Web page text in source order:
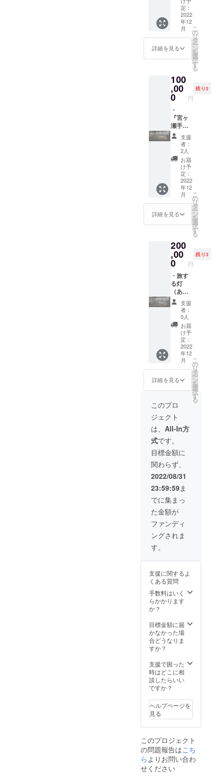
多喜雄
＆タキ
オバン
ドのメ
ンバー
として
た活動
をおこ
なう埼
玉県に
ゆかり
のある
個人又
は団体
に贈ら
れる
「平成
２９年
度埼玉
グロー
バル
賞」を
受賞。
「平成
奨励
賞」を
受賞。
現在は
ソロ奏
者とし
て演奏
会、学
校公
演、講
演会な
どで活
動中。
洗足学
園音楽
大学非
常勤講
師。加
使。北
光大
使。こ
うのす
観光大
使。埼
玉親善
大使。
ト』を
立上げ
「人と
自然を
つなげ
る登山
家」と
して多
方々に
応援し
ていた
だきな
がら七
大陸最
高峰に
挑戦し
てい
る。こ
れまで
にアフ
リカ、
ヨー
ロッ
パ、
オース
トラリ
ア、南
米と4つ
の最高
峰に登
頂。山
登りを
通して
得た学
びや知
恵を報
告会や
講演活
動を通
して伝
えてい
る。 現
在は、
好きな
ことを
仕事に
して生
きてい
く夢想
家とし
て、山
登りだ
けでは
なく出
版を通
して、
好きな
ことを
仕事に
するお
手伝い
をして
いる。
また、
子供の
教育に
おり、
持った
子供を
増やす
ため、
講演活
育プロ
グラム
の開発
も行っ
る。
り、散
策・
ジョギ
ング・
などの
スポー
しめる
環境で
す。
宮ヶ瀬
デイ
キャン
プギア
のレン
タルも
してお
り、ご
要望が
あれば
サービ
スのご
ます。
との交
流を通
して、
宮ヶ瀬
エリア
清川村
のご案
す。
『宮ヶ
瀬手し
家』か
ら徒歩1
分の立
地に
宮ヶ瀬
湖があ
り、散
策・
ジョギ
ング・
サイク
リング
スポー
ツも楽
す。
宮ヶ瀬
湖では
デイ
キャン
プギア
のレン
タルも
してお
り、ご
要望が
あれば
サービ
スのご
紹介も
いたし
ラキ工
芸制作
の “旅す
る手し
ごと”シ
リーズ
第1弾で
職人が
和紙に
施す絵
「旅」
をイ
メージ
したマ
スコッ
トキャ
ラが描
かれて
いま
す。小
さく折
り畳ん
の箱に
収納
ブルラ
イトと
して持
ことが
できま
す。素
材に和
紙を
使って
いるの
で、野
外キャ
ンプに
は適し
ません
先の室
内の
脇や机
て、提
灯なら
優しい
灯りを
体感で
きま
す。す
べてが
手づく
りなの
で、大
切に
使って
いただ
きたい
旅する
灯 ・デ
ザイ
ン：3種
類
（「旅
「旅す
る青い
鳥」
猫」）
・素
材：八
女手漉
紙、ブ
丸小
（土
台） ・
仕組
み：電
装（単
四電池2
の個室
で、専
用のデ
スク＆
チェア
もあ
最適な
環境で
す。共
有ス
ペース
のコリ
ビング
でのテ
レワー
クも可
能なの
と、イ
ベント
や貸し
出し予
約が
入って
いない
ワーキ
ングス
ペース
も利用
できま
す。住
み込み
管理人
との交
流を通
して、
宮ヶ瀬
エリア
を含む
清川村
のご案
内もい
たしま
瀬手し
家』か
ら徒歩1
分の立
地に
宮ヶ瀬
湖があ
り、散
策・
ング・
サイク
リング
などの
スポー
ツも楽
しめる
宮ヶ瀬
湖では
デイ
キャン
プギア
のレン
り、ご
要望が
あれば
紹介も
いたし
ます。
サイト
上の支
援者一
覧に
ニック
ネーム
（ホー
ムペー
ジ内に
恒久的
に掲載
しま
す）
掲載方
法（文
字の
み） ※
支援
時、必
ず備考
欄に掲
載を希
望され
るお名
い。 お
箸やカ
トラ
リーと
旅先の
地酒を
楽しめ
るお猪
（コッ
プ）が1
つの
セット
になっ
て持ち
運ぶこ
とがで
きま
地域で
おいし
い料理
を食べ
たら運
動がて
ら散歩
や街歩
きをし
て、道
端の野
に咲く
花を手
に取っ
て持ち
帰れ
ば、一
輪挿し
能も付
ます。
木工製
品で一
つ一つ
の手づ
くりだ
からこ
みも魅
力。滞
在先の
個室に
置いて
眺めれ
ば、途
端に自
の彩り
を帯び
た癒し
の空間
になり
運営会
社（株
式会社
さとく
らし）
の公式
サイト
上の支
覧に
ニック
ネーム
を記載
掲載
期間
（ホー
ムペー
ジ内に
恒久的
に掲載
しま
す）
掲載方
法（文
字の
み） ※
支援
時、必
ず備考
載を希
望され
るお名
前をご
記入く
ださ
い。 可
愛らし
いこじ
んまり
とした
個室で
すが、
専用の
デスク
＆チェ
アもあ
り、テ
レワー
クにも
最適な
環境で
す。共
有ス
ペース
のコリ
ビング
でのテ
レワー
クも可
能なの
と、イ
ベント
や貸し
出し予
約が
入って
いない
のコ
ングス
ペース
も利用
できま
す。住
管理人
との交
流を通
して、
エリア
を含む
清川村
のご案
たしま
す。
『宮ヶ
瀬手し
家』か
ら徒歩1
分の立
地に
宮ヶ瀬
定：
2022
年12
月
詳細を見る
こ
の
リ
タ
ー
ン
を
選
択
す
る
100
,00
0 円
残り3
・
『宮ヶ
瀬手し
ごとの
家」1か
月宿泊
券（1名
様） ・
運営会
社（株
式会社
さとく
らし）
の公式
サイト
上の支
覧に
ニック
ネーム
を記載
掲載
期間
（ホー
ムペー
ジ内に
恒久的
に掲載
しま
す）
掲載方
法（文
字の
み） ※
支援
時、必
ず備考
欄に掲
載を希
望され
るお名
前をご
記入く
ださ
い。 可
愛らし
いこじ
んまり
とした
個室で
すが、
専用の
デスク
＆チェ
アもあ
クにも
環境で
す。共
有ス
ペース
のコリ
でのテ
レワー
クも可
能なの
ベント
や貸し
出し予
約が
いない
日程で
の離れ
のコ
ングス
ペース
も利用
できま
す。住
支援
者：
2人
お届
け予
定：
2022
年12
月
詳細を見る
こ
の
リ
タ
ー
ン
を
選
択
す
る
200
,00
0 円
残り3
・旅す
る灯
（あか
り）：
愛らし
い旅マ
スコッ
トキャ
ラが和
紙に描
かれた
ポータ
ブルラ
イト ・
旅する
食＆
器：箸
とス
プーン
と
フォー
クと木
筒（お
猪口＆
花器）
が一体
となっ
たセッ
ト ・
『宮ヶ
瀬手し
ごとの
家」1週
間宿泊
で） ・
ニング
セレモ
ニー招
待券
（飲食
無） ・
運営会
社（株
式会社
らし）
の公式
サイト
上の支
覧に
ニック
ネーム
を記載
期間
（ホー
ムペー
ジ内に
恒久的
支援
者：
0人
お届
け予
定：
2022
年12
月
詳細を見る
こ
の
リ
タ
ー
ン
を
選
択
す
る
このプロ
ジェクト
は、 All-In方
式です。
目標金額に
関わらず、
2022/08/31
23:59:59ま
でに集まっ
た金額が
ファンディ
ングされま
す。
支援に関するよ
くある質問
手数料はいく
らかかります
か？
目標金額に届
かなかった場
合どうなりま
すか？
支援で困った
時はどこに相
談したらいい
ですか？
ヘルプページを
見る
このプロジェクト
の問題報告はこち
ら よりお問い合わ
せください